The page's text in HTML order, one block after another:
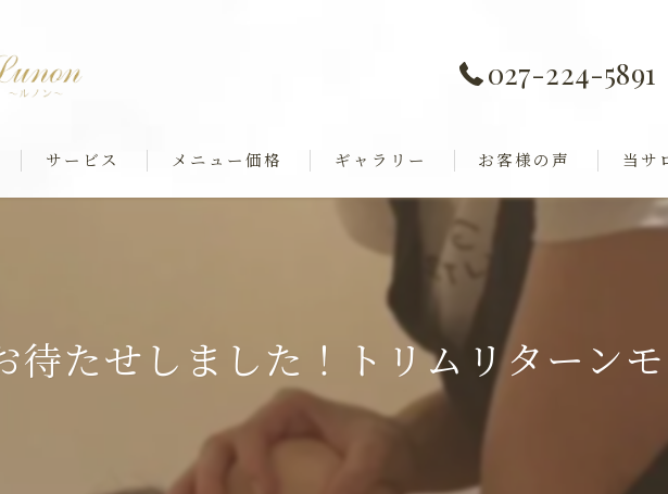
027-224-5891
サービス メニュー価格 ギャラリー お客様の声 当サ
痩身
ブラ
待たせしました！トリムリターン